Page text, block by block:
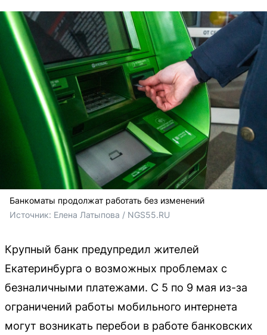
Банкоматы продолжат работать без изменений
Источник: Елена Латыпова / NGS55.RU
Крупный банк предупредил жителей
Екатеринбурга о возможных проблемах с
безналичными платежами. С 5 по 9 мая из-за
ограничений работы мобильного интернета
могут возникать перебои в работе банковских